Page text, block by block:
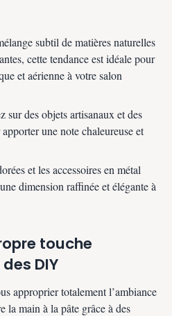
subtil de matières naturelles
cette tendance est idéale pour
et aérienne à votre salon
sur des objets artisanaux et des
une note chaleureuse et
et les accessoires en métal
dimension raffinée et élégante à
touche
DIY
approprier totalement l’ambiance
la main à la pâte grâce à des